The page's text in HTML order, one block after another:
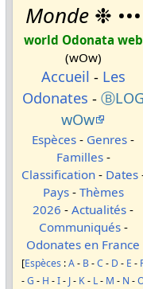
Monde❉ •••
world Odonata web
(wOw)
Accueil - Les
Odonates - ⒷLOG
wOw
Espèces - Genres -
Familles-
Classification- Dates
Pays- Thèmes
2026 -Actualités -
Communiqués-
Odonates en France
[Espèces :A- B-C- D - E -
-G - H -I- J- K- L- M - N -